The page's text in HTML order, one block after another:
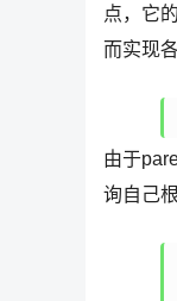
点，它
而实现
由于
询自己